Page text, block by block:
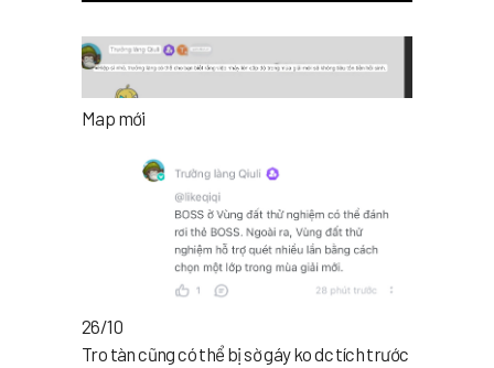
Map mới
26/10
Tro tàn cũng có thể bị sờ gáy ko dc tích trước